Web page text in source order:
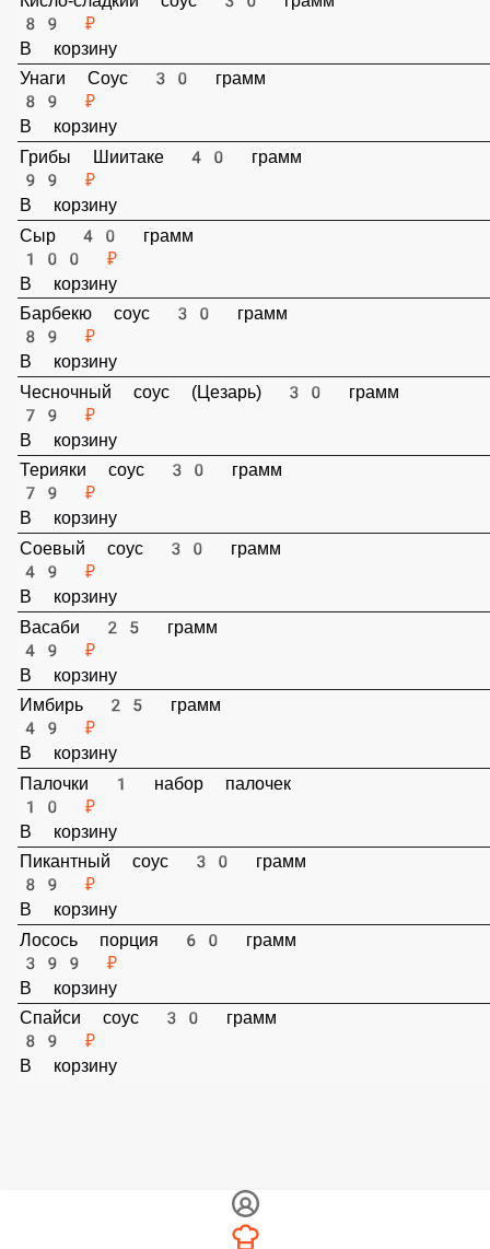
Курица 40 грамм
139 ₽
В корзину
Кисло-сладкий соус 30 грамм
89 ₽
В корзину
Унаги Соус 30 грамм
89 ₽
В корзину
Грибы Шиитаке 40 грамм
99 ₽
В корзину
Сыр 40 грамм
100 ₽
В корзину
Барбекю соус 30 грамм
89 ₽
В корзину
Чесночный соус (Цезарь) 30 грамм
79 ₽
В корзину
Терияки соус 30 грамм
79 ₽
В корзину
Соевый соус 30 грамм
49 ₽
В корзину
Васаби 25 грамм
49 ₽
В корзину
Имбирь 25 грамм
49 ₽
В корзину